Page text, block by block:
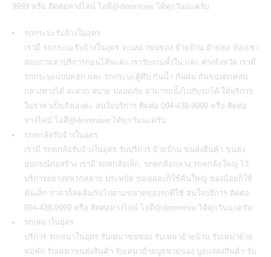
9999 หรือ ติดต่อทางไลน์ ไอดี@dinomove ได้ทุกวันนะครับ
รถกระบะรับจ้างในอุดร
เรามี รถกระบะรับจ้างในอุดร จะเหมาขนของ ย้ายบ้าน ย้ายหอ ห้องเช่า
สอบถามค่าบริการก่อนได้นะค่ะ เรารับงานทั้งใน และ ต่างจังหวัด เรามี
รถกระบะแบบคอก และ รถกระบะตู้ทึบ กันน้ำ กันฝน กันของตกหล่น
กลางทางได้ สะดวก สบาย ปลอดภัย สามารถนั้งไปกับรถได้ ให้บริการ
ในราคาเป็นกังเองค่ะ สนใจบริการ ติดต่อ 094-438-9999 หรือ ติดต่อ
ทางไลน์ ไอดี@dinomove ได้ทุกวันนะครับ
รถหกล้อรับจ้างในอุดร
เรามี รถหกล้อรับจ้างในอุดร รับบริการ ย้ายบ้าน ขนส่งสินค้า ขนส่ง
อุปกรณ์ก่อสร้าง เรามี รถหกล้อเล็ก, รถหกล้อกลาง,รถหกล้อใหญ่ ไว้
บริการอย่างหลากหลาย ประหยัด ของเยอะก็ใช้คันใหญ่ ของน้อยก็ใช้
คันเล็ก ราคาก็ลดลั่นกันไปตามขนาดของรถที่ใช้ สนใจบริการ ติดต่อ
094-438-9999 หรือ ติดต่อทางไลน์ ไอดี@dinomove ได้ทุกวันนะครับ
รถเหมาในอุดร
บริการ รถเหมาในอุดร รับเหมาขนของ รับเหมาย้ายบ้าน รับเหมาย้าย
หอพัก รับเหมาขนส่งสินค้า รับเหมาย้ายบูธขายของ บูธแสดงสินค้า รับ